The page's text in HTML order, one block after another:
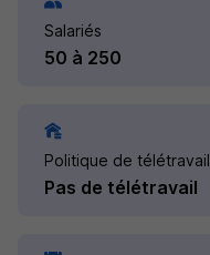
Salariés
50 à 250
Politique de télétravail
Pas de télétravail